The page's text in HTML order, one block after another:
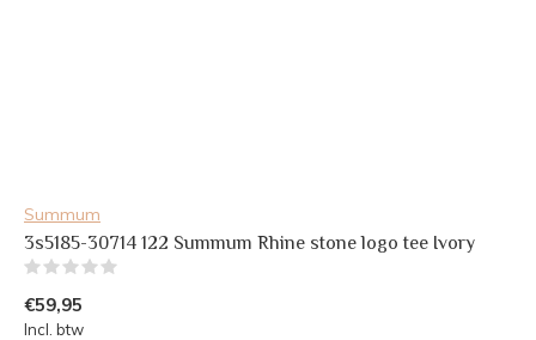
Summum
3s5185-30714 122 Summum Rhine stone logo tee Ivory
€59,95
Incl. btw